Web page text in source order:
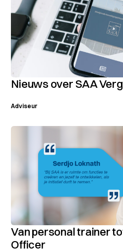
Nieuws over SAA
Adviseur
Van personal trainer
Officer